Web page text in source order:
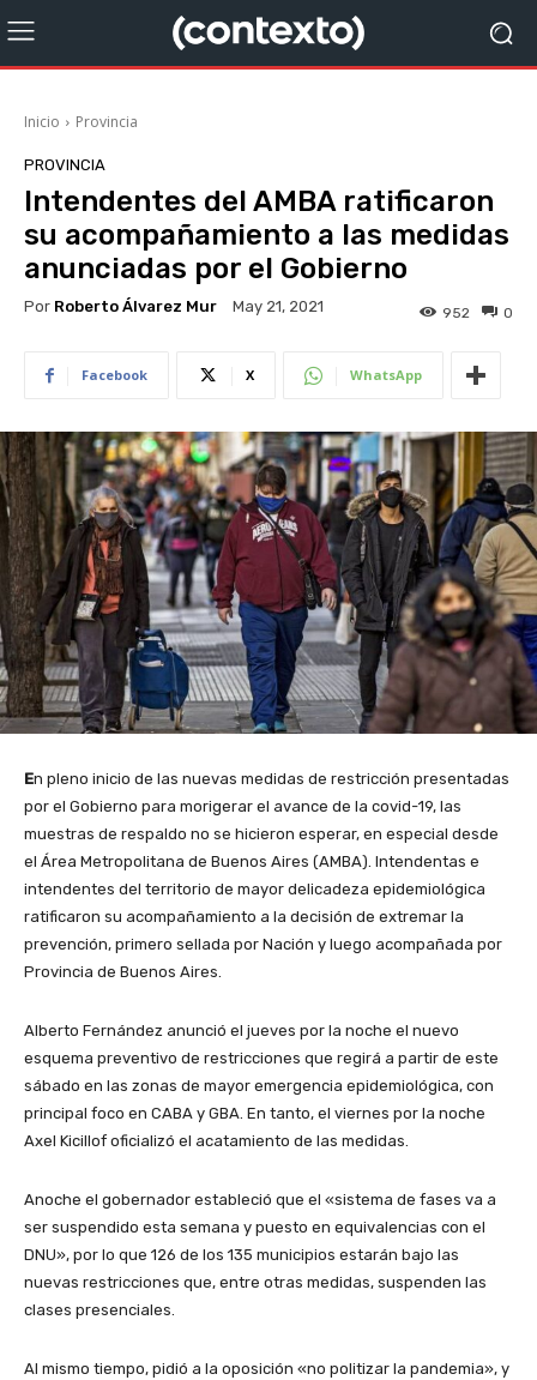
Inicio Provincia
PROVINCIA
Intendentes del AMBA ratificaron
su acompañamiento a las medidas
anunciadas por el Gobierno
Por Roberto Álvarez Mur May 21, 2021 0
952
Facebook X WhatsApp
En pleno inicio de las nuevas medidas de restricción presentadas
por el Gobierno para morigerar el avance de la covid-19, las
muestras de respaldo no se hicieron esperar, en especial desde
el Área Metropolitana de Buenos Aires (AMBA). Intendentas e
intendentes del territorio de mayor delicadeza epidemiológica
ratificaron su acompañamiento a la decisión de extremar la
prevención, primero sellada por Nación y luego acompañada por
Provincia de Buenos Aires.
Alberto Fernández anunció el jueves por la noche el nuevo
esquema preventivo de restricciones que regirá a partir de este
sábado en las zonas de mayor emergencia epidemiológica, con
principal foco en CABA y GBA. En tanto, el viernes por la noche
Axel Kicillof oficializó el acatamiento de las medidas.
Anoche el gobernador estableció que el «sistema de fases va a
ser suspendido esta semana y puesto en equivalencias con el
DNU», por lo que 126 de los 135 municipios estarán bajo las
nuevas restricciones que, entre otras medidas, suspenden las
clases presenciales.
Al mismo tiempo, pidió a la oposición «no politizar la pandemia», y